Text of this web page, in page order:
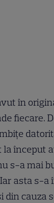
în
fiecare.
la început
s-a mai
asta s-a
din cauza